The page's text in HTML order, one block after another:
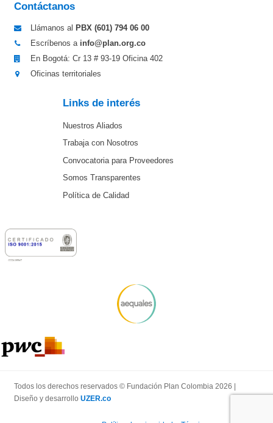
Contáctanos
Llámanos al PBX (601) 794 06 00
Escríbenos a info@plan.org.co
En Bogotá: Cr 13 # 93-19 Oficina 402
Oficinas territoriales
Links de interés
Nuestros Aliados
Trabaja con Nosotros
Convocatoria para Proveedores
Somos Transparentes
Política de Calidad
Todos los derechos reservados © Fundación Plan Colombia 2026 |
Diseño y desarrollo UZER.co